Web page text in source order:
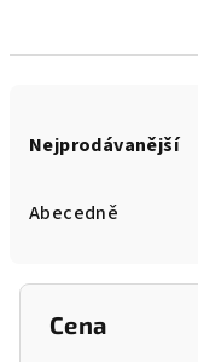
Nejprodávanější
Abecedně
Cena